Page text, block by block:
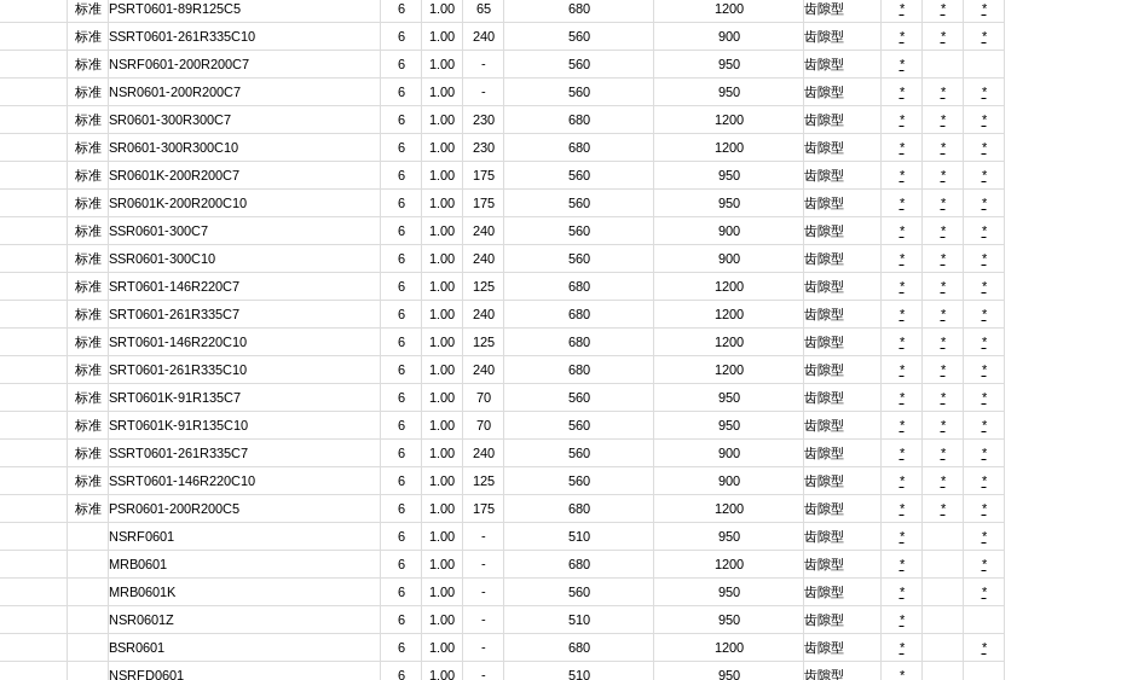
标准 PSRT0601-89R125C5 6 1.00 65 680 1200 齿隙型 * *
*
标准 SSRT0601-261R335C10 6 1.00 240 560 900 齿隙型 * *
*
标准 NSRF0601-200R200C7 6 1.00 - 560 950 齿隙型
*
标准 NSR0601-200R200C7 6 1.00 - 560 950 齿隙型 * *
*
标准 SR0601-300R300C7 6 1.00 230 680 1200 齿隙型 * *
*
标准 SR0601-300R300C10 6 1.00 230 680 1200 齿隙型 * *
*
标准 SR0601K-200R200C7 6 1.00 175 560 950 齿隙型 * *
*
标准 SR0601K-200R200C10 6 1.00 175 560 950 齿隙型 * *
*
标准 SSR0601-300C7 6 1.00 240 560 900 齿隙型 * *
*
标准 SSR0601-300C10 6 1.00 240 560 900 齿隙型 * *
*
标准 SRT0601-146R220C7 6 1.00 125 680 1200 齿隙型 * *
*
标准 SRT0601-261R335C7 6 1.00 240 680 1200 齿隙型 * *
*
标准 SRT0601-146R220C10 6 1.00 125 680 1200 齿隙型 * *
*
标准 SRT0601-261R335C10 6 1.00 240 680 1200 齿隙型 * *
*
标准 SRT0601K-91R135C7 6 1.00 70 560 950 齿隙型 * *
*
标准 SRT0601K-91R135C10 6 1.00 70 560 950 齿隙型 * *
*
标准 SSRT0601-261R335C7 6 1.00 240 560 900 齿隙型 * *
*
标准 SSRT0601-146R220C10 6 1.00 125 560 900 齿隙型 * *
*
标准 PSR0601-200R200C5 6 1.00 175 680 1200 齿隙型 * *
*
NSRF0601 6 1.00 - 510 950 齿隙型 *
*
MRB0601 6 1.00 - 680 1200 齿隙型 *
*
MRB0601K 6 1.00 - 560 950 齿隙型 *
*
NSR0601Z 6 1.00 - 510 950 齿隙型
*
BSR0601 6 1.00 - 680 1200 齿隙型 *
*
NSRFD0601 6 1.00 - 510 950 齿隙型 *